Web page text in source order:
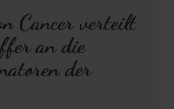
Cancer verteilt
an die
der